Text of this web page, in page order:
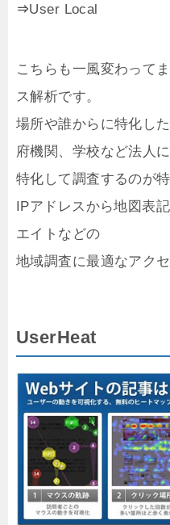
⇒User Local
こちらも一風変わって
ス解析です。
場所や誰からに特化し
府機関、学校など法人に
特化して調査するのが特
IPアドレスから地図表
エイトなどの
地域調査に最適なアクセ
UserHeat